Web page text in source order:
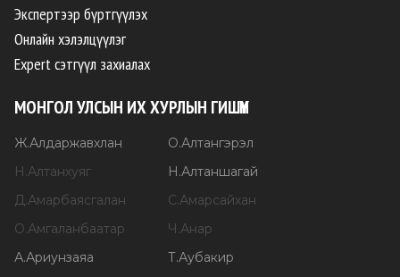
Экспертээр бүртгүүлэх
Онлайн хэлэлцүүлэг
Expert сэтгүүл захиалах
МОНГОЛ УЛСЫН ИХ ХУРЛЫН ГИШҮҮН
Ж.Алдаржавхлан О.Алтангэрэл
Н.Алтанхуяг Н.Алтаншагай
Д.Амарбаясгалан С.Амарсайхан
О.Амгаланбаатар Ч.Анар
А.Ариунзаяа Т.Аубакир